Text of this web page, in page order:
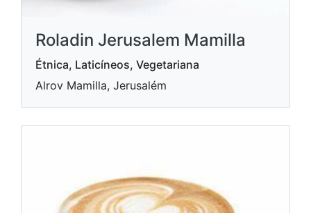
Roladin Jerusalem Mamilla
Étnica, Laticíneos, Vegetariana
Alrov Mamilla, Jerusalém